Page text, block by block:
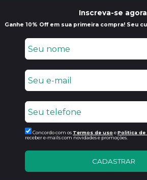
Inscreva-se
Ganhe 10% Off em sua primeira compra! Seu
Concordo com os Termos de uso ePolitica de
receber e-mails com novidades e promoções.
CADASTRAR